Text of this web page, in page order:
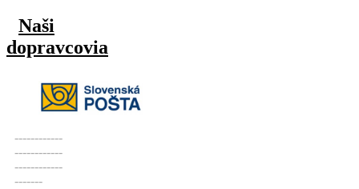
Naši
dopravcovia
------------
------------
------------
-------